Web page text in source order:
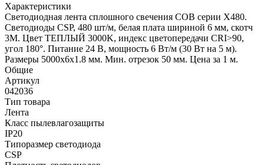
Характеристики
Светодиодная лента сплошного свечения COB серии X480.
Светодиоды CSP, 480 шт/м, белая плата шириной 6 мм, скотч
3M. Цвет ТЕПЛЫЙ 3000K, индекс цветопередачи CRI>90,
угол 180°. Питание 24 В, мощность 6 Вт/м (30 Вт на 5 м).
Размеры 5000х6х1.8 мм. Мин. отрезок 50 мм. Цена за 1 м.
Общие
Артикул
042036
Тип товара
Лента
Класс пылевлагозащиты
IP20
Типоразмер светодиода
CSP